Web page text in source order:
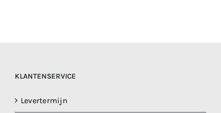
KLANTENSERVICE
Levertermijn